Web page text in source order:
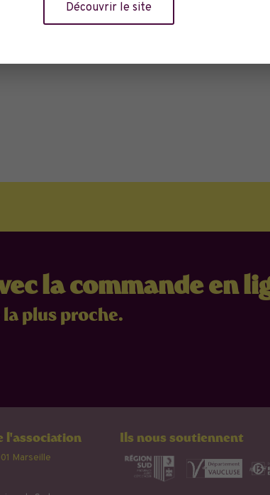
la commande en
plus proche.
l'association
Marseille
Ils nous soutiennent
Découvrir le site